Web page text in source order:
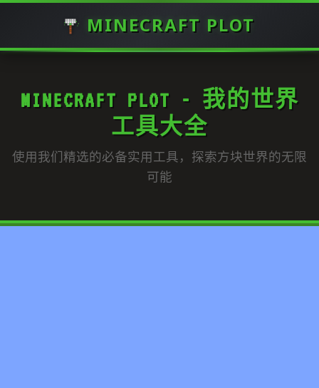
MINECRAFT PLOT
MINECRAFT PLOT - 我的世界
工具大全
使用我们精选的必备实用工具，探索方块世界的无限
可能